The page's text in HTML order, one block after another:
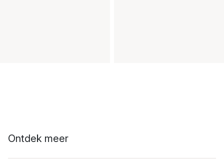
Ontdek meer